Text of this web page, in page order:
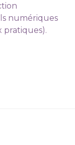
numériques
pratiques).